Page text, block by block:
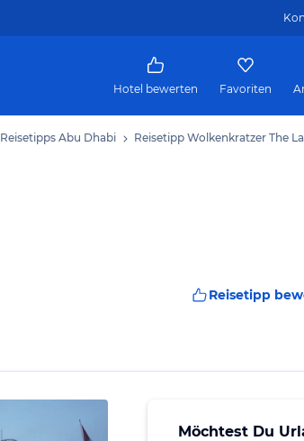
Hotel bewerten Favoriten
Reisetipps Abu Dhabi Reisetipp Wolkenkratzer The
Reisetipp
Möchtest Du